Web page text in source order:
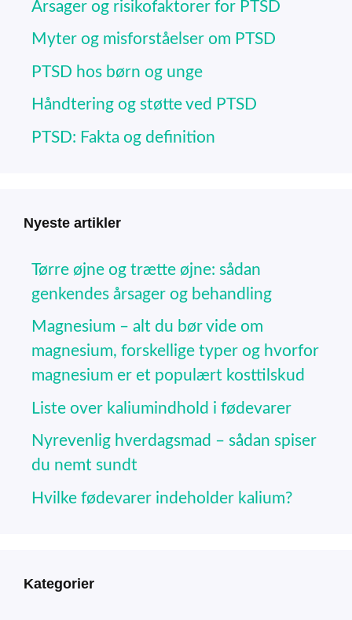
Årsager og risikofaktorer for PTSD
Myter og misforståelser om PTSD
PTSD hos børn og unge
Håndtering og støtte ved PTSD
PTSD: Fakta og definition
Nyeste artikler
Tørre øjne og trætte øjne: sådan
genkendes årsager og behandling
Magnesium – alt du bør vide om
magnesium, forskellige typer og hvorfor
magnesium er et populært kosttilskud
Liste over kaliumindhold i fødevarer
Nyrevenlig hverdagsmad – sådan spiser
du nemt sundt
Hvilke fødevarer indeholder kalium?
Kategorier